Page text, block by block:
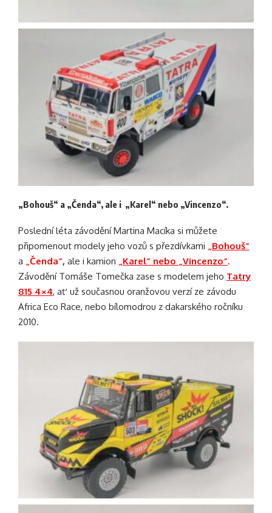
„Bohouš“ a „Čenda“, ale i „Karel“ nebo „Vincenzo“.
Poslední léta závodění Martina Macíka si můžete
připomenout modely jeho vozů s přezdívkami
„Bohouš“
a
„Čenda“, ale i kamion „Karel“ nebo „Vincenzo“.
Závodění Tomáše Tomečka zase s modelem jeho Tatry
815 4×4, ať už současnou oranžovou verzí ze závodu
Africa Eco Race, nebo bílomodrou z dakarského ročníku
2010.